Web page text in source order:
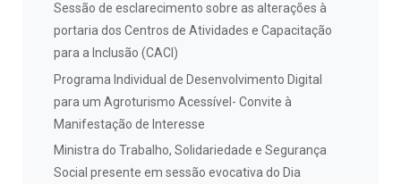
Sessão de esclarecimento sobre as alterações à
portaria dos Centros de Atividades e Capacitação
para a Inclusão (CACI)
Programa Individual de Desenvolvimento Digital
para um Agroturismo Acessível- Convite à
Manifestação de Interesse
Ministra do Trabalho, Solidariedade e Segurança
Social presente em sessão evocativa do Dia